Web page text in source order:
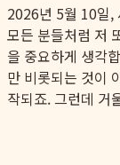
2026년 5월 10일,
모든 분들처럼 저
을 중요하게 생각
만 비롯되는 것이
작되죠. 그런데 거